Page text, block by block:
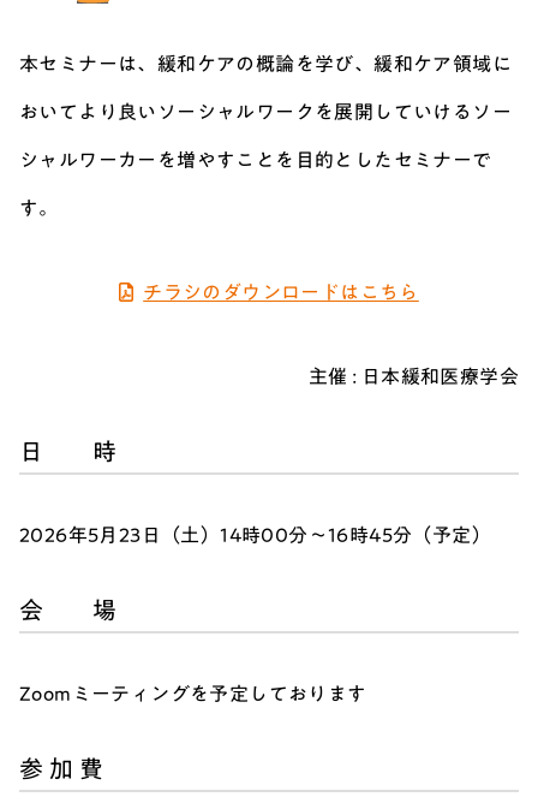
本セミナーは、緩和ケアの概論を学び、緩和ケア領域に
おいてより良いソーシャルワークを展開していけるソー
シャルワーカーを増やすことを目的としたセミナーで
す。
チラシのダウンロードはこちら
主催 : 日本緩和医療学会
日 時
2026年5月23日（土）14時00分～16時45分（予定）
会 場
Zoomミーティングを予定しております
参 加 費